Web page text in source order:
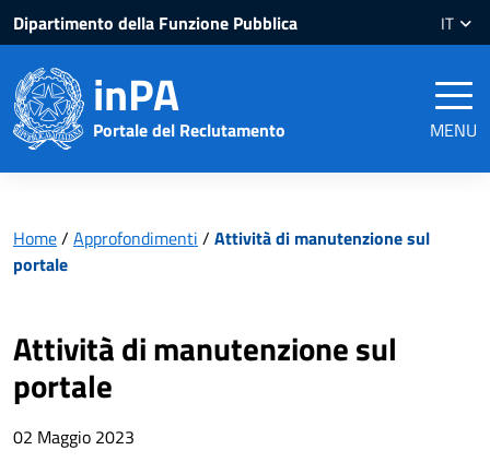
Salta
al
contenuto
Salta
al
pagina
Dipartimento della Funzione Pubblica IT
inPA
Portale del Reclutamento MENU
Home/ Approfondimenti / Attività di manutenzione sul
portale
Attività di manutenzione sul
portale
02 Maggio 2023